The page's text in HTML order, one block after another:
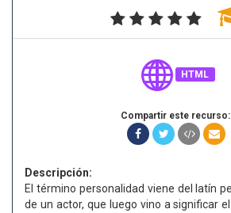
HTML
Compartir este recurso:
Descripción:
El término personalidad viene del latín
de un actor, que luego vino a significar